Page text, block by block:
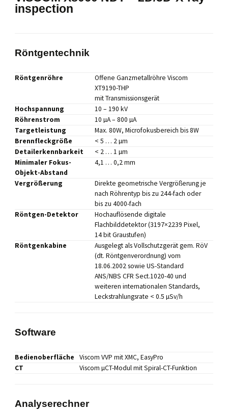
inspection
Röntgentechnik
Röntgenröhre
Offene Ganzmetallröhre Viscom
XT9190-THP
mit Transmissionsgerät
Hochspannung
10 – 190 kV
Röhrenstrom
10 µA – 800 µA
Targetleistung
Max. 80W, Microfokusbereich bis 8W
Brennfleckgröße
< 5 … 2 µm
Detailerkennbarkeit
< 2 … 1 µm
Minimaler Fokus-
Objekt-Abstand
4,1 … 0,2 mm
Vergrößerung
Direkte geometrische Vergrößerung je
nach Röhrentyp bis zu 244-fach oder
bis zu 4000-fach
Röntgen-Detektor
Hochauflösende digitale
Flachbilddetektor (3197×2239 Pixel,
14 bit Graustufen)
Röntgenkabine
Ausgelegt als Vollschutzgerät gem. RöV
(dt. Röntgenverordnung) vom
18.06.2002 sowie US-Standard
ANS/NBS CFR Sect.1020-40 und
weiteren internationalen Standards,
Leckstrahlungsrate < 0.5 µSv/h
Software
Bedienoberfläche
Viscom VVP mit XMC, EasyPro
CT
Viscom µCT-Modul mit Spiral-CT-Funktion
Analyserechner